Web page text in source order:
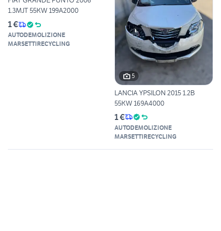
1.3MJT 55KW 199A2000
1 €
AUTODEMOLIZIONE
MARSETTIRECYCLING
5
LANCIA YPSILON 2015 1.2B
55KW 169A4000
1 €
AUTODEMOLIZIONE
MARSETTIRECYCLING